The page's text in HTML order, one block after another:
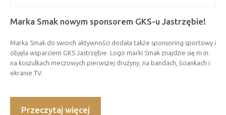
Marka Smak nowym sponsorem GKS-u Jastrzębie!
Marka Smak do swoich aktywności dodała także sponsoring sportowy i
objęła wsparciem GKS Jastrzębie. Logo marki Smak znajdzie się m.in.
na koszulkach meczowych pierwszej drużyny, na bandach, ściankach i
ekranie TV.
Przeczytaj więcej